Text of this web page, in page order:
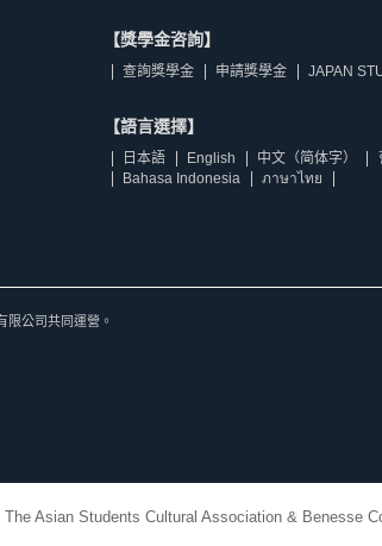
【獎學金咨詢】
查詢獎學金 申請獎學金 JAPAN
【語言選擇】
日本語 English 中文（简体字）
Bahasa Indonesia
ภาษาไทย
限公司共同運營。
The Asian Students Cultural Association & Benesse